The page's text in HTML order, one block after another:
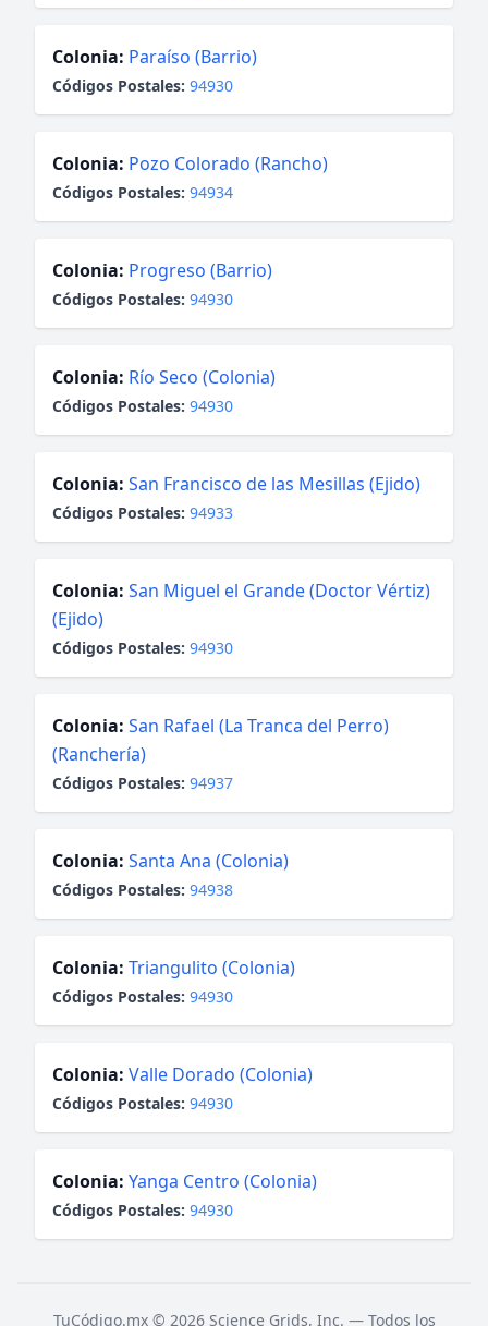
Colonia: Paraíso (Barrio)
Códigos Postales: 94930
Colonia: Pozo Colorado (Rancho)
Códigos Postales: 94934
Colonia: Progreso (Barrio)
Códigos Postales: 94930
Colonia: Río Seco (Colonia)
Códigos Postales: 94930
Colonia: San Francisco de las Mesillas (Ejido)
Códigos Postales: 94933
Colonia: San Miguel el Grande (Doctor Vértiz)
(Ejido)
Códigos Postales: 94930
Colonia: San Rafael (La Tranca del Perro)
(Ranchería)
Códigos Postales: 94937
Colonia: Santa Ana (Colonia)
Códigos Postales: 94938
Colonia: Triangulito (Colonia)
Códigos Postales: 94930
Colonia: Valle Dorado (Colonia)
Códigos Postales: 94930
Colonia: Yanga Centro (Colonia)
Códigos Postales: 94930
TuCódigo.mx © 2026 Science Grids, Inc. — Todos los